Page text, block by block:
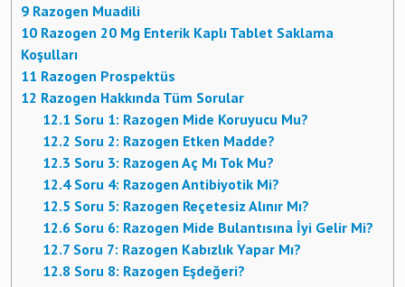
9 Razogen Muadili
10 Razogen 20 Mg Enterik Kaplı Tablet Saklama
Koşulları
11 Razogen Prospektüs
12 Razogen Hakkında Tüm Sorular
12.1 Soru 1: Razogen Mide Koruyucu Mu?
12.2 Soru 2: Razogen Etken Madde?
12.3 Soru 3: Razogen Aç Mı Tok Mu?
12.4Soru 4: Razogen Antibiyotik Mi?
12.5 Soru 5: Razogen Reçetesiz Alınır Mı?
12.6 Soru 6: Razogen Mide Bulantısına İyi Gelir Mi?
12.7 Soru 7: Razogen Kabızlık Yapar Mı?
12.8 Soru 8: Razogen Eşdeğeri?